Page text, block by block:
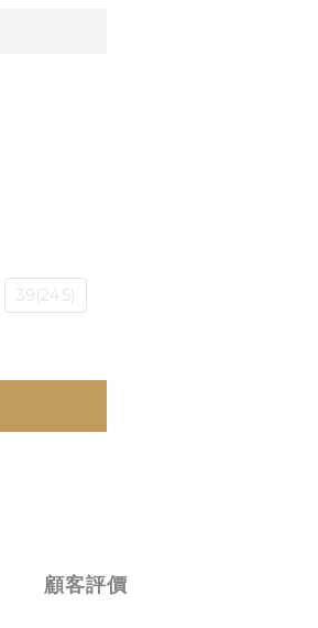
39(24.5)
顧客評價